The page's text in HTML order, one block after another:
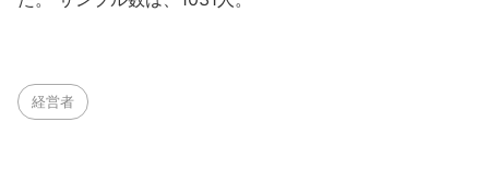
経営者